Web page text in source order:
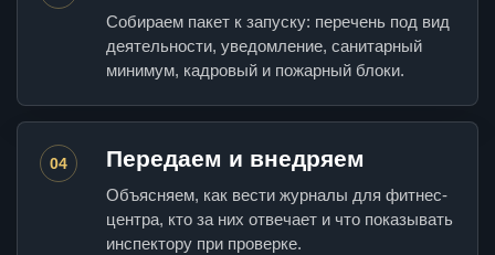
Собираем пакет к запуску: перечень под вид
деятельности, уведомление, санитарный
минимум, кадровый и пожарный блоки.
04 Передаем и внедряем
Объясняем, как вести журналы для фитнес-
центра, кто за них отвечает и что показывать
инспектору при проверке.